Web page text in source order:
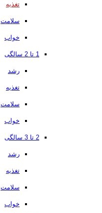
تغذیه
سلامت
خواب
1 تا 2 سالگی
رشد
تغذیه
سلامت
خواب
2 تا 3 سالگی
رشد
تغذیه
سلامت
خواب